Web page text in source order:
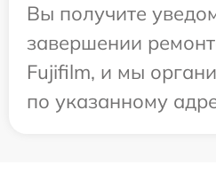
Вы получите
завершении
Fujifilm, и мы
по указанному